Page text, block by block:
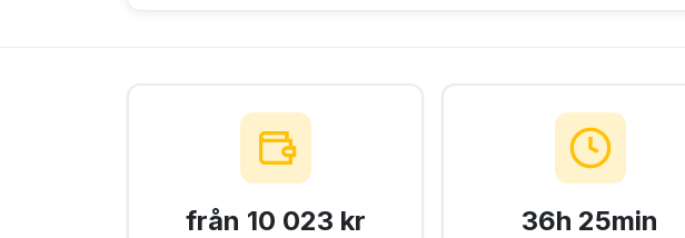
från 10 023 kr 36h 25min